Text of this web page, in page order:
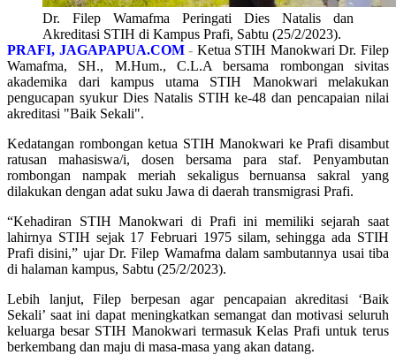
Dr. Filep Wamafma Peringati Dies Natalis dan
Akreditasi STIH di Kampus Prafi, Sabtu (25/2/2023).
PRAFI, JAGAPAPUA.COM- Ketua STIH Manokwari Dr. Filep
Wamafma, SH., M.Hum., C.L.A bersama rombongan sivitas
akademika dari kampus utama STIH Manokwari melakukan
pengucapan syukur Dies Natalis STIH ke-48 dan pencapaian nilai
akreditasi "Baik Sekali".
Kedatangan rombongan ketua STIH Manokwari ke Prafi disambut
ratusan mahasiswa/i, dosen bersama para staf. Penyambutan
rombongan nampak meriah sekaligus bernuansa sakral yang
dilakukan dengan adat suku Jawa di daerah transmigrasi Prafi.
“Kehadiran STIH Manokwari di Prafi ini memiliki sejarah saat
lahirnya STIH sejak 17 Februari 1975 silam, sehingga ada STIH
Prafi disini,” ujar Dr. Filep Wamafma dalam sambutannya usai tiba
di halaman kampus, Sabtu (25/2/2023).
Lebih lanjut, Filep berpesan agar pencapaian akreditasi ‘Baik
Sekali’ saat ini dapat meningkatkan semangat dan motivasi seluruh
keluarga besar STIH Manokwari termasuk Kelas Prafi untuk terus
berkembang dan maju di masa-masa yang akan datang.